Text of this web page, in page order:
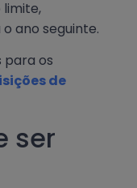
limite,
ano seguinte.
para os
sições de
ser